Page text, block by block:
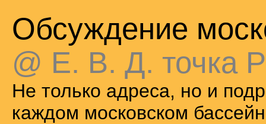
Обсуждение
@ Е. В. Д. точка
Не только адреса, но и
каждом московском